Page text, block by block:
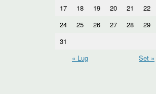
17
18 19 20 21 22
24
25 26 27 28 29
31
« Lug
Set »